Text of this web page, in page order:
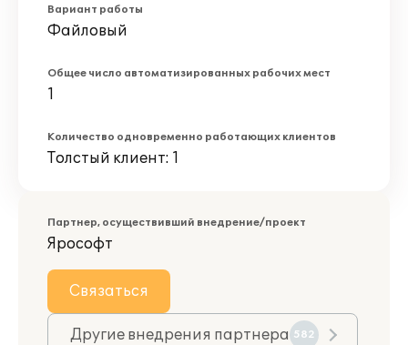
Вариант работы
Файловый
Общее число автоматизированных рабочих мест
1
Количество одновременно работающих клиентов
Толстый клиент: 1
Партнер, осуществивший внедрение/проект
Ярософт
Связаться
Другие внедрения партнера 582